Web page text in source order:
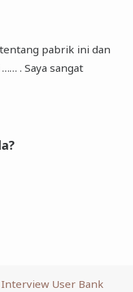
pabrik ini dan
. Saya sangat
Interview User Bank